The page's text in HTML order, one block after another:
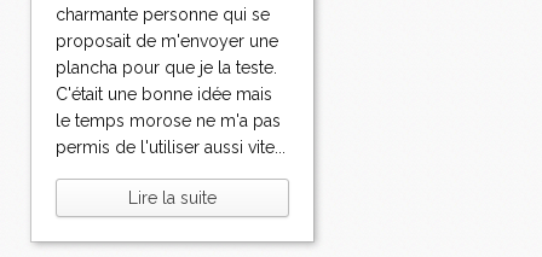
charmante personne qui se
proposait de m'envoyer une
plancha pour que je la teste.
C'était une bonne idée mais
le temps morose ne m'a pas
permis de l'utiliser aussi vite...
Lire la suite